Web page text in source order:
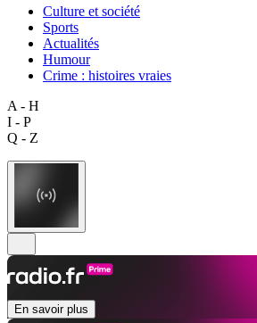
Culture et société
Sports
Actualités
Humour
Crime : histoires vraies
A - H
I - P
Q - Z
En savoir plus